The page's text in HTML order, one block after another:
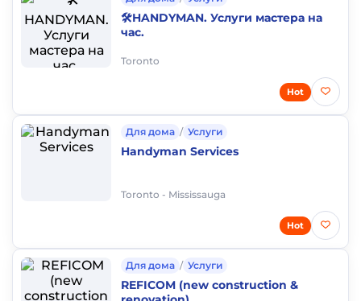
🛠️HANDYMAN. Услуги мастера на
час.
Toronto
Hot
Для дома / Услуги
Handyman Services
Toronto - Mississauga
Hot
Для дома / Услуги
REFICOM (new construction &